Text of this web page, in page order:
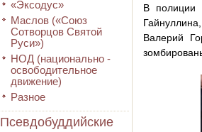
«Эксодус»
Маслов («Союз
Сотворцов Святой
Руси»)
НОД (национально -
освободительное
движение)
Разное
Псевдобуддийские
В полиции
Валерий